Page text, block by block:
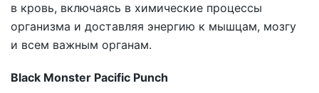
в кровь, включаясь в химические процессы
организма и доставляя энергию к мышцам, мозгу
и всем важным органам.
Black Monster Pacific Punch